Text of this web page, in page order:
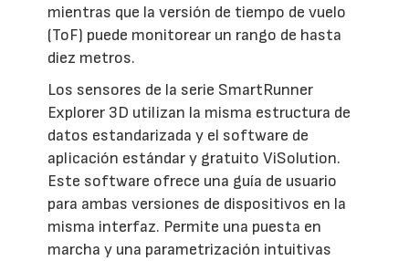
mientras que la versión de tiempo de vuelo
(ToF) puede monitorear un rango de hasta
diez metros.
Los sensores de la serie SmartRunner
Explorer 3D utilizan la misma estructura de
datos estandarizada y el software de
aplicación estándar y gratuito ViSolution.
Este software ofrece una guía de usuario
para ambas versiones de dispositivos en la
misma interfaz. Permite una puesta en
marcha y una parametrización intuitivas